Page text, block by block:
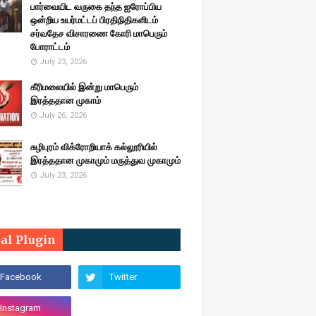
பார்வையிட வருகை தந்த ஐரோப்பிய
ஒன்றிய உயர்மட்டப் பிரதிநிதிகளிடம்
சர்வதேச விசாரணை கோரி மாபெரும்
போராட்டம்
July 23, 2026
கீரிமலையில் இன்று மாபெரும்
இரத்ததான முகாம்
July 26, 2026
சுழிபுரம் விக்ரோறியாக் கல்லூரியில்
இரத்ததான முகாமும் மருத்துவ முகாமும்
July 23, 2026
Plugin